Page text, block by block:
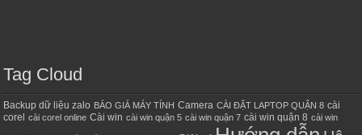
Tag Cloud
Backup dữ liệu zalo BÁO GIÁ MÁY TÍNH Camera CÀI ĐẶT LAPTOP QUẬN 8 cài
corel cài corel online Cài win cài win quận 5 cài win quận 7 cài win quận 8 cài win